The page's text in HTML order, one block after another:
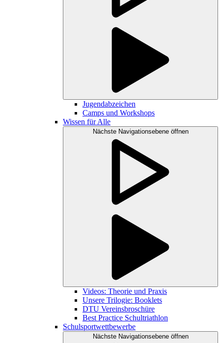
Jugendabzeichen
Camps und Workshops
Wissen für Alle
Nächste Navigationsebene öffnen
Videos: Theorie und Praxis
Unsere Trilogie: Booklets
DTU Vereinsbroschüre
Best Practice Schultriathlon
Schulsportwettbewerbe
Nächste Navigationsebene öffnen